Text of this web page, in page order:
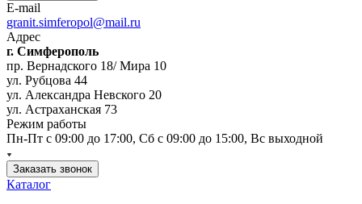
E-mail
granit.simferopol@mail.ru
Адрес
г. Симферополь
пр. Вернадского 18/ Мира 10
ул. Рубцова 44
ул. Александра Невского 20
ул. Астраханская 73
Режим работы
Пн-Пт с 09:00 до 17:00, Сб с 09:00 до 15:00, Вс выходной
Заказать звонок
Каталог